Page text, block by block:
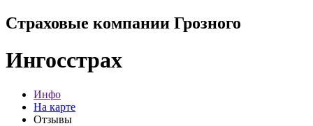
Страховые компании Грозного
Ингосстрах
Инфо
На карте
Отзывы